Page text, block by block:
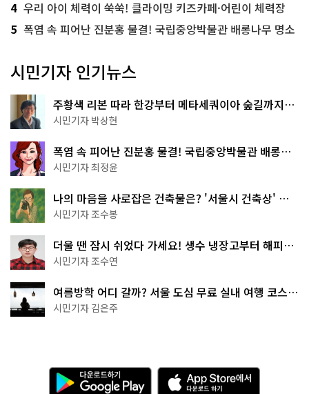
4 우리 아이 체력이 쑥쑥! 클라이밍 키즈카페·어린이 체력장
5 폭염 속 피어난 진분홍 물결! 국립중앙박물관 배롱나무 명소
시민기자 인기뉴스
주황색 리본 따라 한강부터 메타세쿼이아 숲길까지…
서울둘레길 15코스
시민기자 박상현
폭염 속 피어난 진분홍 물결! 국립중앙박물관 배롱나
무 명소
시민기자 최정윤
나의 마음을 사로잡은 건축물은? '서울시 건축상' 수
상작 공개!
시민기자 조수봉
더울 땐 잠시 쉬었다 가세요! 생수 냉장고부터 해피소
·무더위쉼터까지
시민기자 조수연
여름방학 어디 갈까? 서울 도심 무료 실내 여행 코스
추천
시민기자 김은주
다
운
A
p